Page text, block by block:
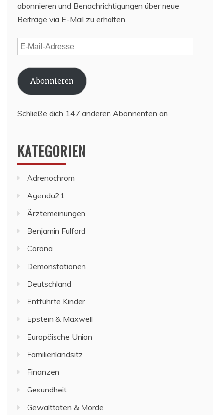
abonnieren und Benachrichtigungen über neue
Beiträge via E-Mail zu erhalten.
E-
Mail-
Adresse
Abonnieren
Schließe dich 147 anderen Abonnenten an
KATEGORIEN
Adrenochrom
Agenda21
Ärztemeinungen
Benjamin Fulford
Corona
Demonstationen
Deutschland
Entführte Kinder
Epstein & Maxwell
Europäische Union
Familienlandsitz
Finanzen
Gesundheit
Gewalttaten & Morde